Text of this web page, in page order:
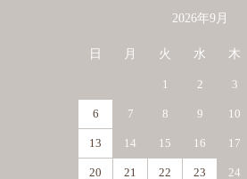
2026年9月
日 月 火 水 木
1 2 3
6 7 8 9 10
13 14 15 16 17
20 21 22 23 24